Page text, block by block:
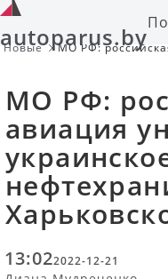
autoparus.by
Новые
МО РФ:
области
МО РФ:
авиация
13:022022-12-21